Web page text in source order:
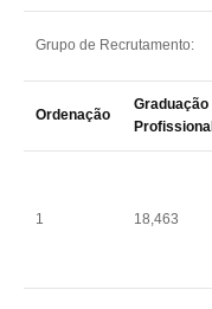
Grupo de Recrutamento:
Ordenação
Graduação
Profissional
1 18,463